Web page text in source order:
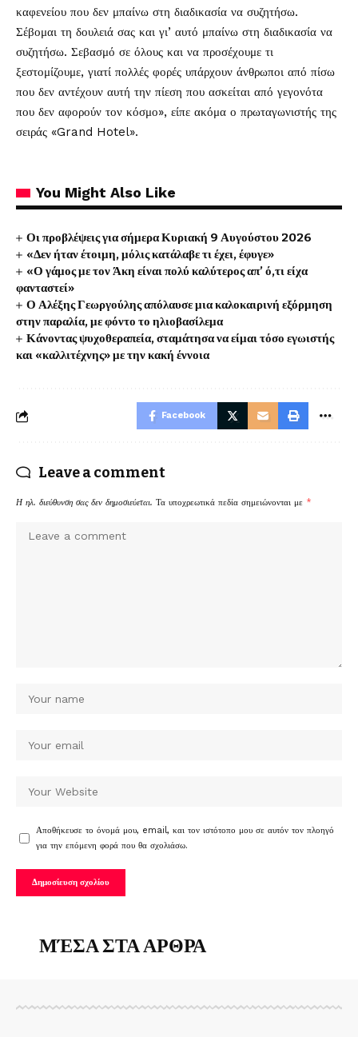
καφενείου που δεν μπαίνω στη διαδικασία να συζητήσω.
Σέβομαι τη δουλειά σας και γι’ αυτό μπαίνω στη διαδικασία να
συζητήσω. Σεβασμό σε όλους και να προσέχουμε τι
ξεστομίζουμε, γιατί πολλές φορές υπάρχουν άνθρωποι από πίσω
που δεν αντέχουν αυτή την πίεση που ασκείται από γεγονότα
που δεν αφορούν τον κόσμο», είπε ακόμα ο πρωταγωνιστής της
σειράς «Grand Hotel».
You Might Also Like
Οι προβλέψεις για σήμερα Κυριακή 9 Αυγούστου 2026
«Δεν ήταν έτοιμη, μόλις κατάλαβε τι έχει, έφυγε»
«Ο γάμος με τον Άκη είναι πολύ καλύτερος απ’ ό,τι είχα
φανταστεί»
Ο Αλέξης Γεωργούλης απόλαυσε μια καλοκαιρινή εξόρμηση
στην παραλία, με φόντο το ηλιοβασίλεμα
Κάνοντας ψυχοθεραπεία, σταμάτησα να είμαι τόσο εγωιστής
και «καλλιτέχνης» με την κακή έννοια
Facebook
Leave a comment
Η ηλ. διεύθυνση σας δεν δημοσιεύεται. Τα υποχρεωτικά πεδία σημειώνονται με *
Αποθήκευσε το όνομά μου, email, και τον ιστότοπο μου σε αυτόν τον πλοηγό
για την επόμενη φορά που θα σχολιάσω.
ΜΈΣΑ ΣΤΑ ΑΡΘΡΑ